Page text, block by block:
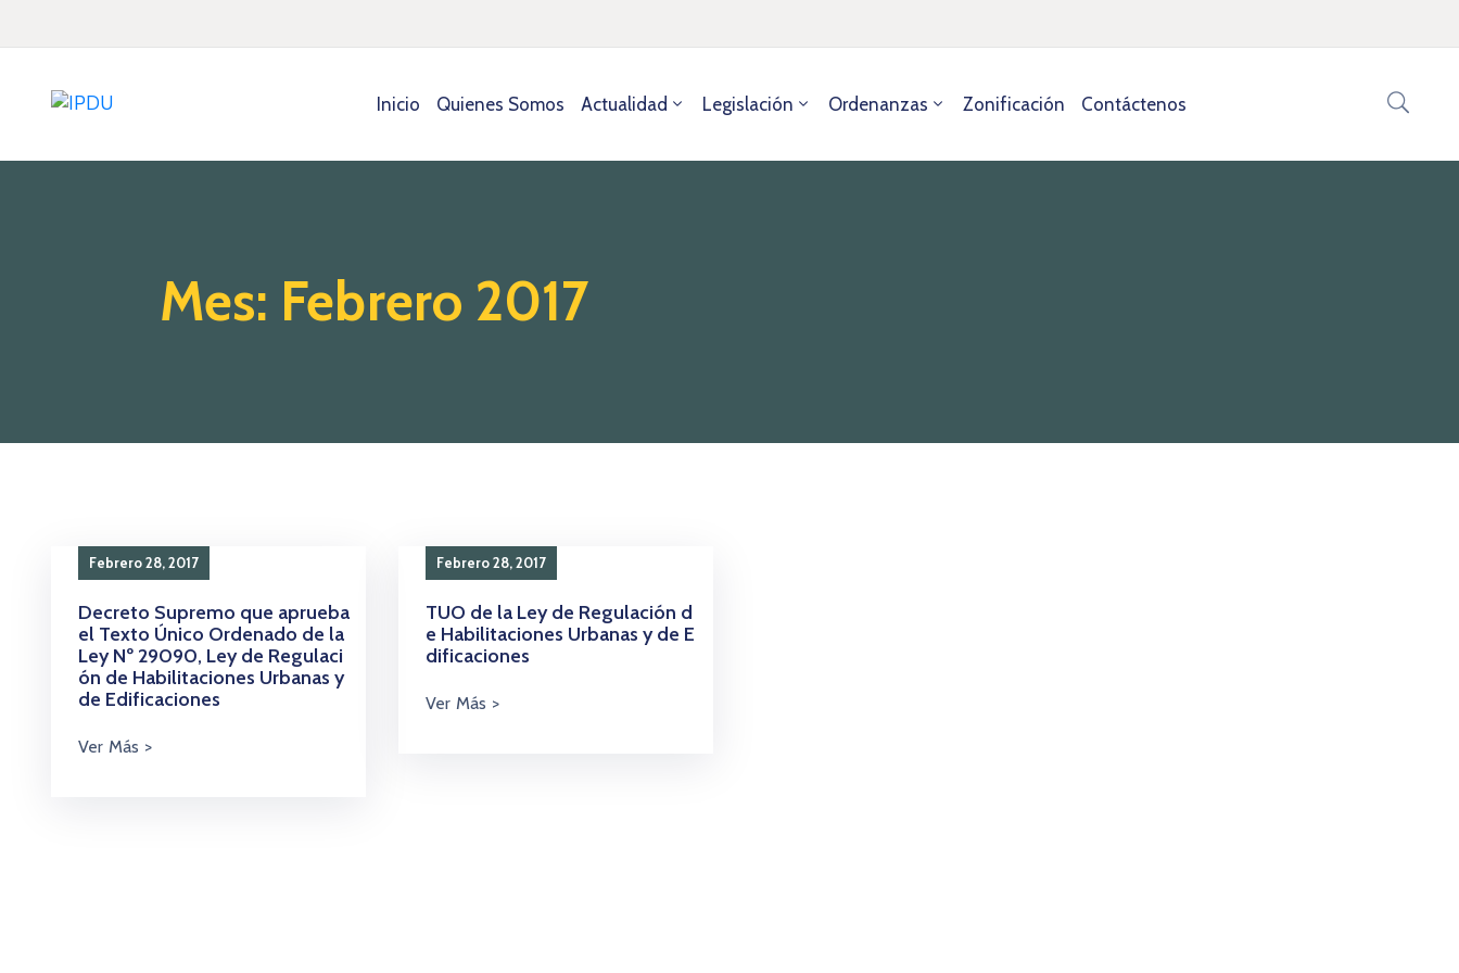
Inicio Quienes Somos Actualidad Legislación Ordenanzas Zonificación Contáctenos
Mes: Febrero 2017
Febrero 28, 2017
Decreto Supremo que aprueba
el Texto Único Ordenado de la
Ley Nº 29090, Ley de Regulaci
ón de Habilitaciones Urbanas y
de Edificaciones
Febrero 28, 2017
TUO de la Ley de Regulación d
e Habilitaciones Urbanas y de E
dificaciones